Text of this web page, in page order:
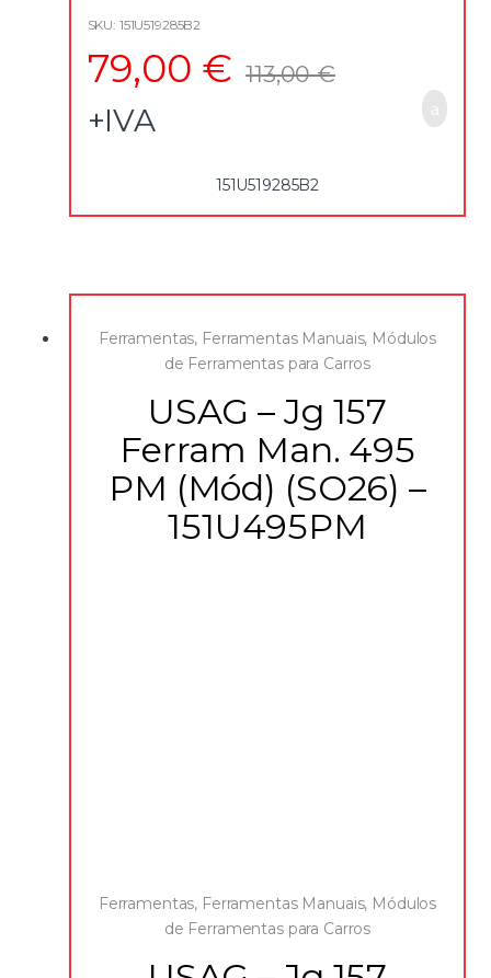
SKU: 151U519285B2
79,00 € 113,00€
+IVA
151U519285B2
Ferramentas, Ferramentas Manuais, Módulos
de Ferramentas para Carros
USAG – Jg 157
Ferram Man. 495
PM (Mód) (SO26) –
151U495PM
Ferramentas, Ferramentas Manuais, Módulos
de Ferramentas para Carros